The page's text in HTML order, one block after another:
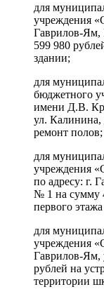
для
учреждения
Гаврилов-
599 980
здании;
для
бюджетного
имени Д.В.
ул.
ремонт полов;
для
учреждения
по адресу: г.
№ 1 на сумму
первого
для
учреждения
Гаврилов-Ям,
рублей на
территории